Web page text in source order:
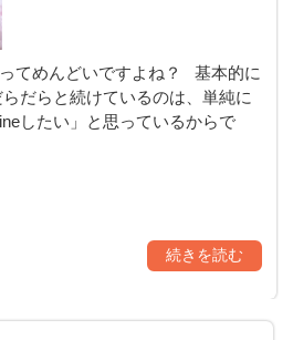
てめんどいですよね？ 基本的に
だらと続けているのは、単純に
したい」と思っているからで
続きを読む